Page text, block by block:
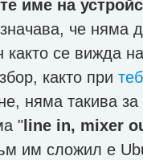
име на
че няма
както се вижда
както притеб
няма такива
" line in, mixer
им сложил е